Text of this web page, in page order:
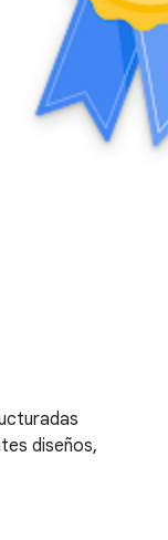
diseños,